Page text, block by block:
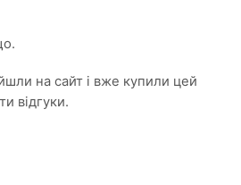
на сайт і вже купили цей
відгуки.